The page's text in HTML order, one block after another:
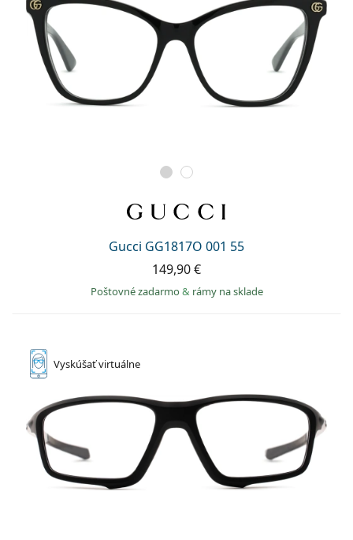
Gucci GG1817O 001 55
149,90 €
Poštovné zadarmo& rámy na sklade
Vyskúšaťvirtuálne